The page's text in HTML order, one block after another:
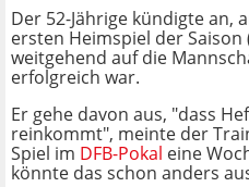
Der 52-Jährige kündigte an,
ersten Heimspiel der
weitgehend auf die
erfolgreich war.
Er gehe davon aus, "dass
reinkommt", meinte der
Spiel im DFB-Pokal eine
könnte das schon anders